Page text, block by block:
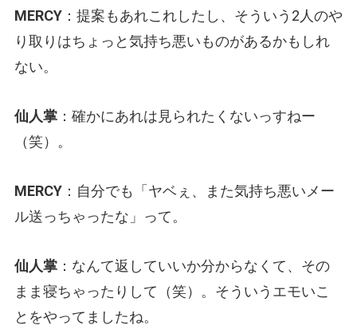
MERCY ：提案もあれこれしたし、そういう2人のや
り取りはちょっと気持ち悪いものがあるかもしれ
ない。
仙人掌 ：確かにあれは見られたくないっすねー
（笑）。
MERCY ：自分でも「ヤベぇ、また気持ち悪いメー
ル送っちゃったな」って。
仙人掌 ：なんて返していいか分からなくて、その
まま寝ちゃったりして（笑）。そういうエモいこ
とをやってましたね。